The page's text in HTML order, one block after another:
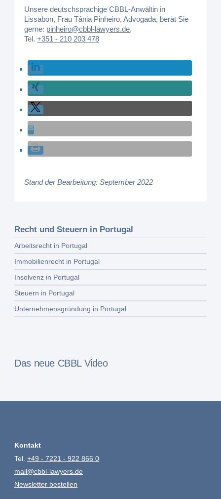
Unsere deutschsprachige CBBL-Anwältin in
Lissabon, Frau Tânia Pinheiro, Advogada, berät Sie
gerne: pinheiro@cbbl-lawyers.de,
Tel.+351 - 210 203 478
Stand der Bearbeitung: September 2022
Recht und Steuern in Portugal
Arbeitsrecht in Portugal
Immobilienrecht in Portugal
Insolvenz in Portugal
Steuern in Portugal
Unternehmensgründung in Portugal
Das neue CBBL Video
Kontakt
Tel.+49 - 7221 - 922 866 0
mail@cbbl-lawyers.de
Newsletter bestellen